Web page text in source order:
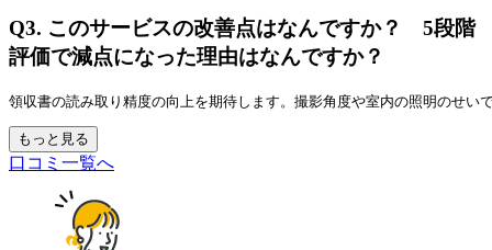
Q3. このサービスの改善点はなんですか？ 5段階
評価で減点になった理由はなんですか？
領収書の読み取り精度の向上を期待します。撮影角度や室内の照明のせ
もっと見る
口コミ一覧へ